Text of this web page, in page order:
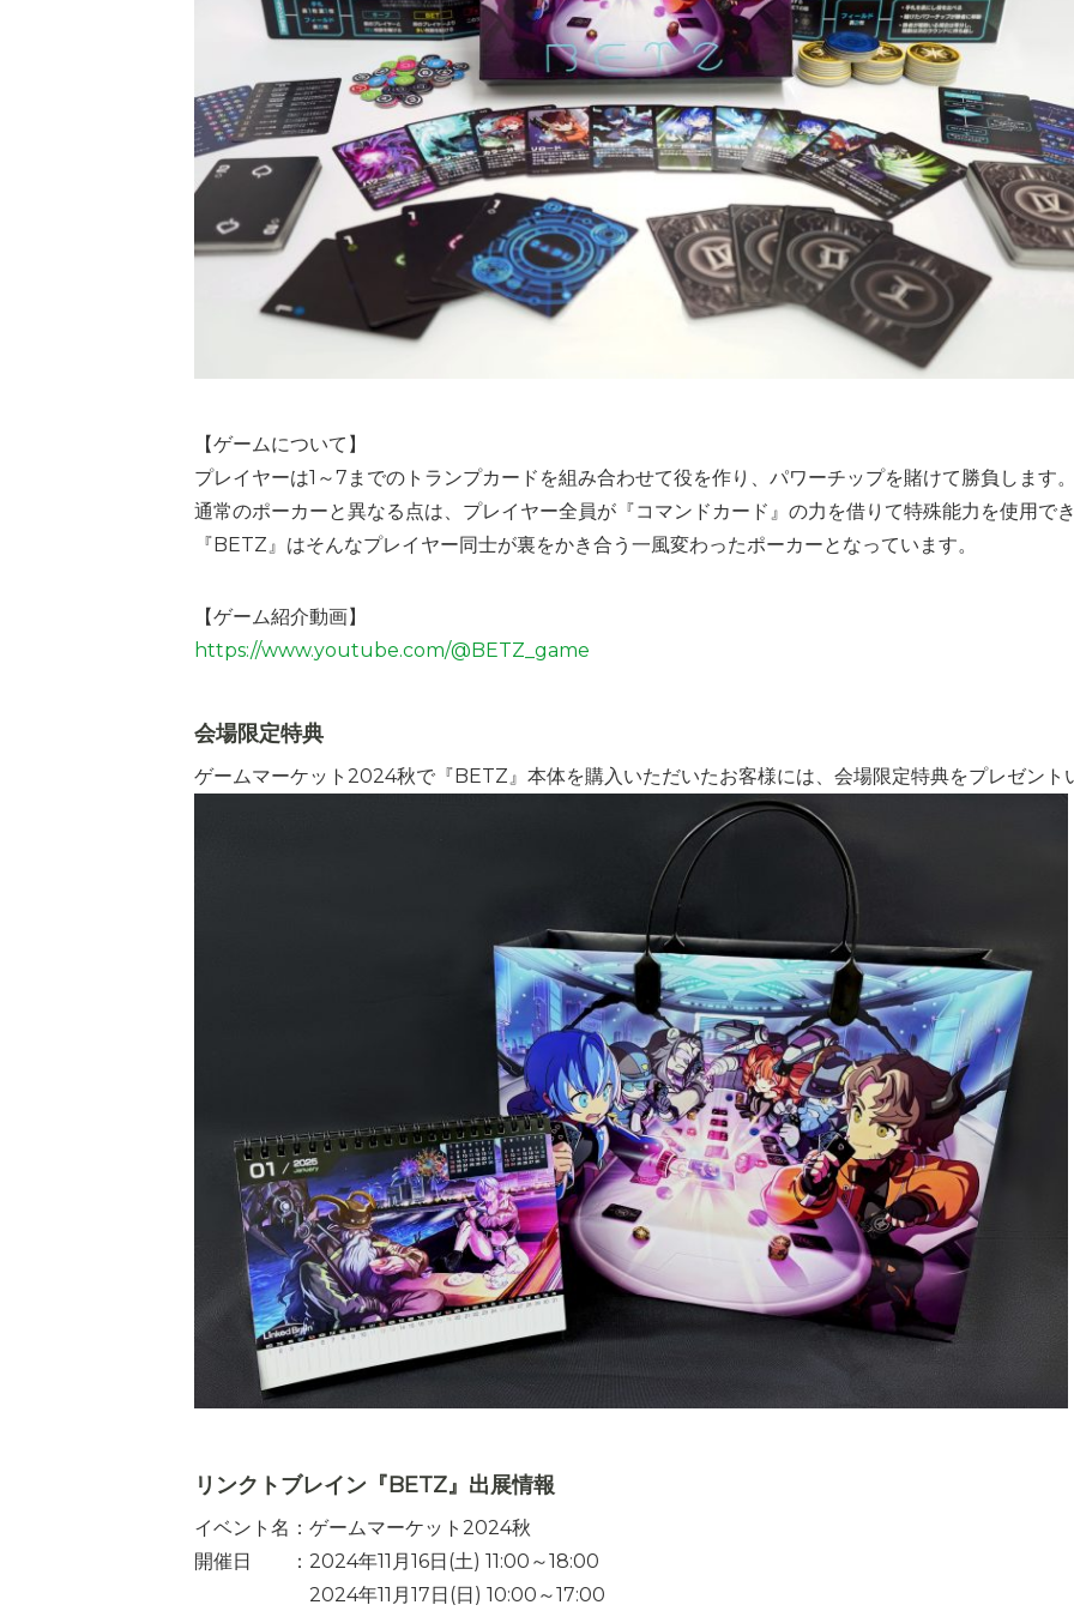
【ゲームについて】
プレイヤーは1～7までのトランプカードを組み合わせて役を作り、パワーチップを賭けて勝負します。
通常のポーカーと異なる点は、プレイヤー全員が『コマンドカード』の力を借りて特殊能力を使用でき
『BETZ』はそんなプレイヤー同士が裏をかき合う一風変わったポーカーとなっています。
【ゲーム紹介動画】
https://www.youtube.com/@BETZ_game
会場限定特典
ゲームマーケット2024秋で『BETZ』本体を購入いただいたお客様には、会場限定特典をプレゼント
リンクトブレイン『BETZ』出展情報
イベント名：ゲームマーケット2024秋
開催日 ：2024年11月16日(土) 11:00～18:00
2024年11月17日(日) 10:00～17:00